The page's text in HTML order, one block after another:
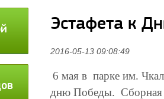
Эстафета к
2016-05-13 09:08:49
6 мая в парке им.
дню Победы. Сборная